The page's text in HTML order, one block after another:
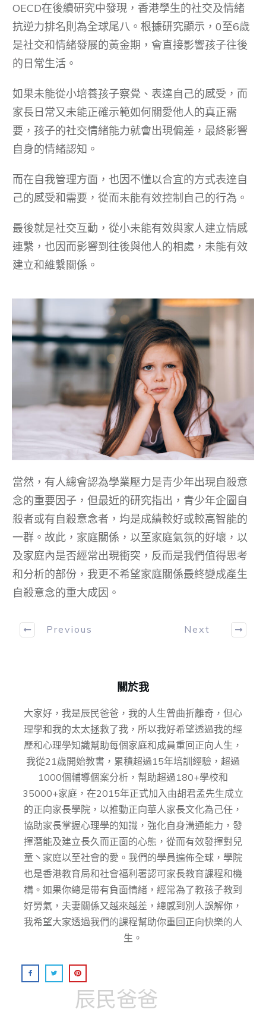
OECD在後續研究中發現，香港學生的社交及情緒
抗逆力排名則為全球尾八。根據研究顯示，0至6歲
是社交和情緒發展的黃金期，會直接影響孩子往後
的日常生活。
如果未能從小培養孩子察覺、表達自己的感受，而
家長日常又未能正確示範如何關愛他人的真正需
要，孩子的社交情緒能力就會出現偏差，最終影響
自身的情緒認知。
而在自我管理方面，也因不懂以合宜的方式表達自
己的感受和需要，從而未能有效控制自己的行為。
最後就是社交互動，從小未能有效與家人建立情感
連繫，也因而影響到往後與他人的相處，未能有效
建立和維繫關係。
當然，有人總會認為學業壓力是青少年出現自殺意
念的重要因子，但最近的研究指出，青少年企圖自
殺者或有自殺意念者，均是成績較好或較高智能的
一群。故此，家庭關係，以至家庭氣氛的好壞，以
及家庭內是否經常出現衝突，反而是我們值得思考
和分析的部份，我更不希望家庭關係最終變成產生
自殺意念的重大成因。
Previous Next
關於我
大家好，我是辰民爸爸，我的人生曾曲折離奇，但心
理學和我的太太拯救了我，所以我好希望透過我的經
歷和心理學知識幫助每個家庭和成員重回正向人生，
我從21歲開始教書，累積超過15年培訓經驗，超過
1000個輔導個案分析，幫助超過180+學校和
35000+家庭，在2015年正式加入由胡君孟先⽣成⽴
的正向家⻑學院，以推動正向華⼈家⻑⽂化為⼰任，
協助家⻑掌握⼼理學的知識，強化⾃身溝通能⼒，發
揮潛能及建⽴⻑久⽽正⾯的⼼態，從而有效發揮對兒
童丶家庭以至社會的愛。我們的學員遍佈全球，學院
也是香港教育局和社會福利署認可家長教育課程和機
構。如果你總是帶有負面情緒，經常為了教孩子教到
好勞氣，夫妻關係又越來越差，總感到別人誤解你，
我希望大家透過我們的課程幫助你重回正向快樂的人
生。
辰民爸爸